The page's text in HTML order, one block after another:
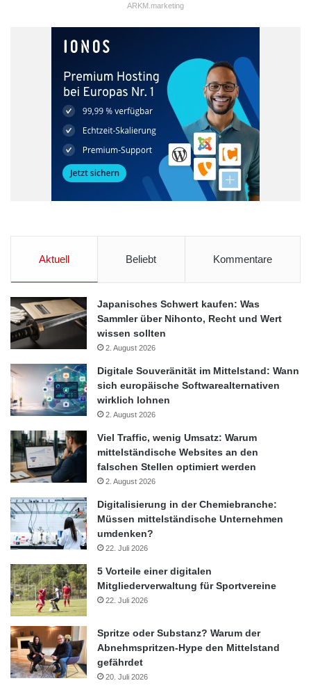
und Geschäftsmodelle der Fraunhofer-Gesellschaft, sowie
Cornelia Zuschke, Planungs-, Bau-, Verkehrs- und
Umweltdezernentin der Wissenschaftsstadt Darmstadt, an die
Arbeitsschwerpunkt im neuen ZSZ-e wird unter anderem sein,
geeignete Prüfprozeduren für Hochvolt-Batteriesysteme zu
entwickeln und im Kundenauftrag Tests hinsichtlich sicherer
Funktion, Leistung sowie Zuverlässigkeit und Alterungseffekte
durchzuführen. Am Fraunhofer LBF ist mit dem ZSZ-e eine
moderne Entwicklungs- und Forschungsumgebung entstanden,
die den Anforderungen im Bereich der Elektromobilität in
Seit mehr als zehn Jahren ist die Systemzuverlässigkeit fester
Bestandteil im Institutsnamen des Fraunhofer LBF.
Kontinuierlich hat das Institut in dieser Zeit Know-how aufgebaut.
„Generell hat die Komplexität der Systeme stark zugenommen.
Die Elektromobilität ist hierfür nur das aktuellste, jedoch sehr
spannende Beispiel. Der Bau des Zentrums für
Systemzuverlässigkeit / Elektromobilität ZSZ-e war also eine
logische Entwicklung“, erklärte Tobias Melz, kommissarischer
ARKM.marketing
Aktuell Beliebt Kommentare
Japanisches Schwert kaufen: Was
Sammler über Nihonto, Recht und Wert
wissen sollten
2. August 2026
Digitale Souveränität im Mittelstand: Wann
sich europäische Softwarealternativen
wirklich lohnen
2. August 2026
Viel Traffic, wenig Umsatz: Warum
mittelständische Websites an den
falschen Stellen optimiert werden
2. August 2026
Digitalisierung in der Chemiebranche:
Müssen mittelständische Unternehmen
umdenken?
22. Juli 2026
5 Vorteile einer digitalen
Mitgliederverwaltung für Sportvereine
22. Juli 2026
Spritze oder Substanz? Warum der
Abnehmspritzen-Hype den Mittelstand
gefährdet
20. Juli 2026